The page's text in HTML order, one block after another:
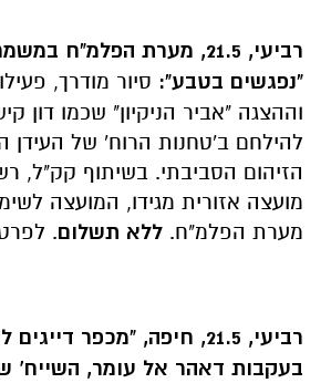
רביעי, 21.5, מערת הפלמ"ח
"נפגשים בטבע": סיור מודרך,
וההצגה "אביר הניקיון" שכמו דון
להילחם ב'טחנות הרוח' של העידן
הזיהום הסביבתי. בשיתוף קק"ל,
מועצה אזורית מגידו, המועצה
מערת הפלמ"ח. ללא תשלום. לפרטים: 04-
רביעי, 21.5, חיפה, "מכפר דייגים לעיר":
בעקבות דאהר אל עומר, השייח'